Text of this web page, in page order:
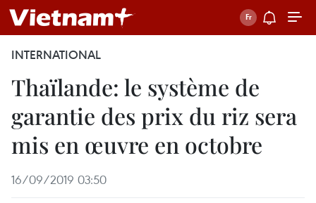
INTERNATIONAL
Thaïlande: le système de
garantie des prix du riz sera
mis en œuvre en octobre
16/09/2019 03:50